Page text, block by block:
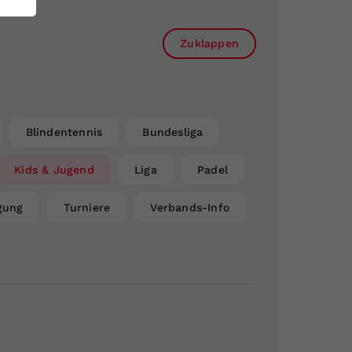
Zuklappen
Blindentennis Bundesliga
Kids & Jugend Liga Padel
Turniere Verbands-Info